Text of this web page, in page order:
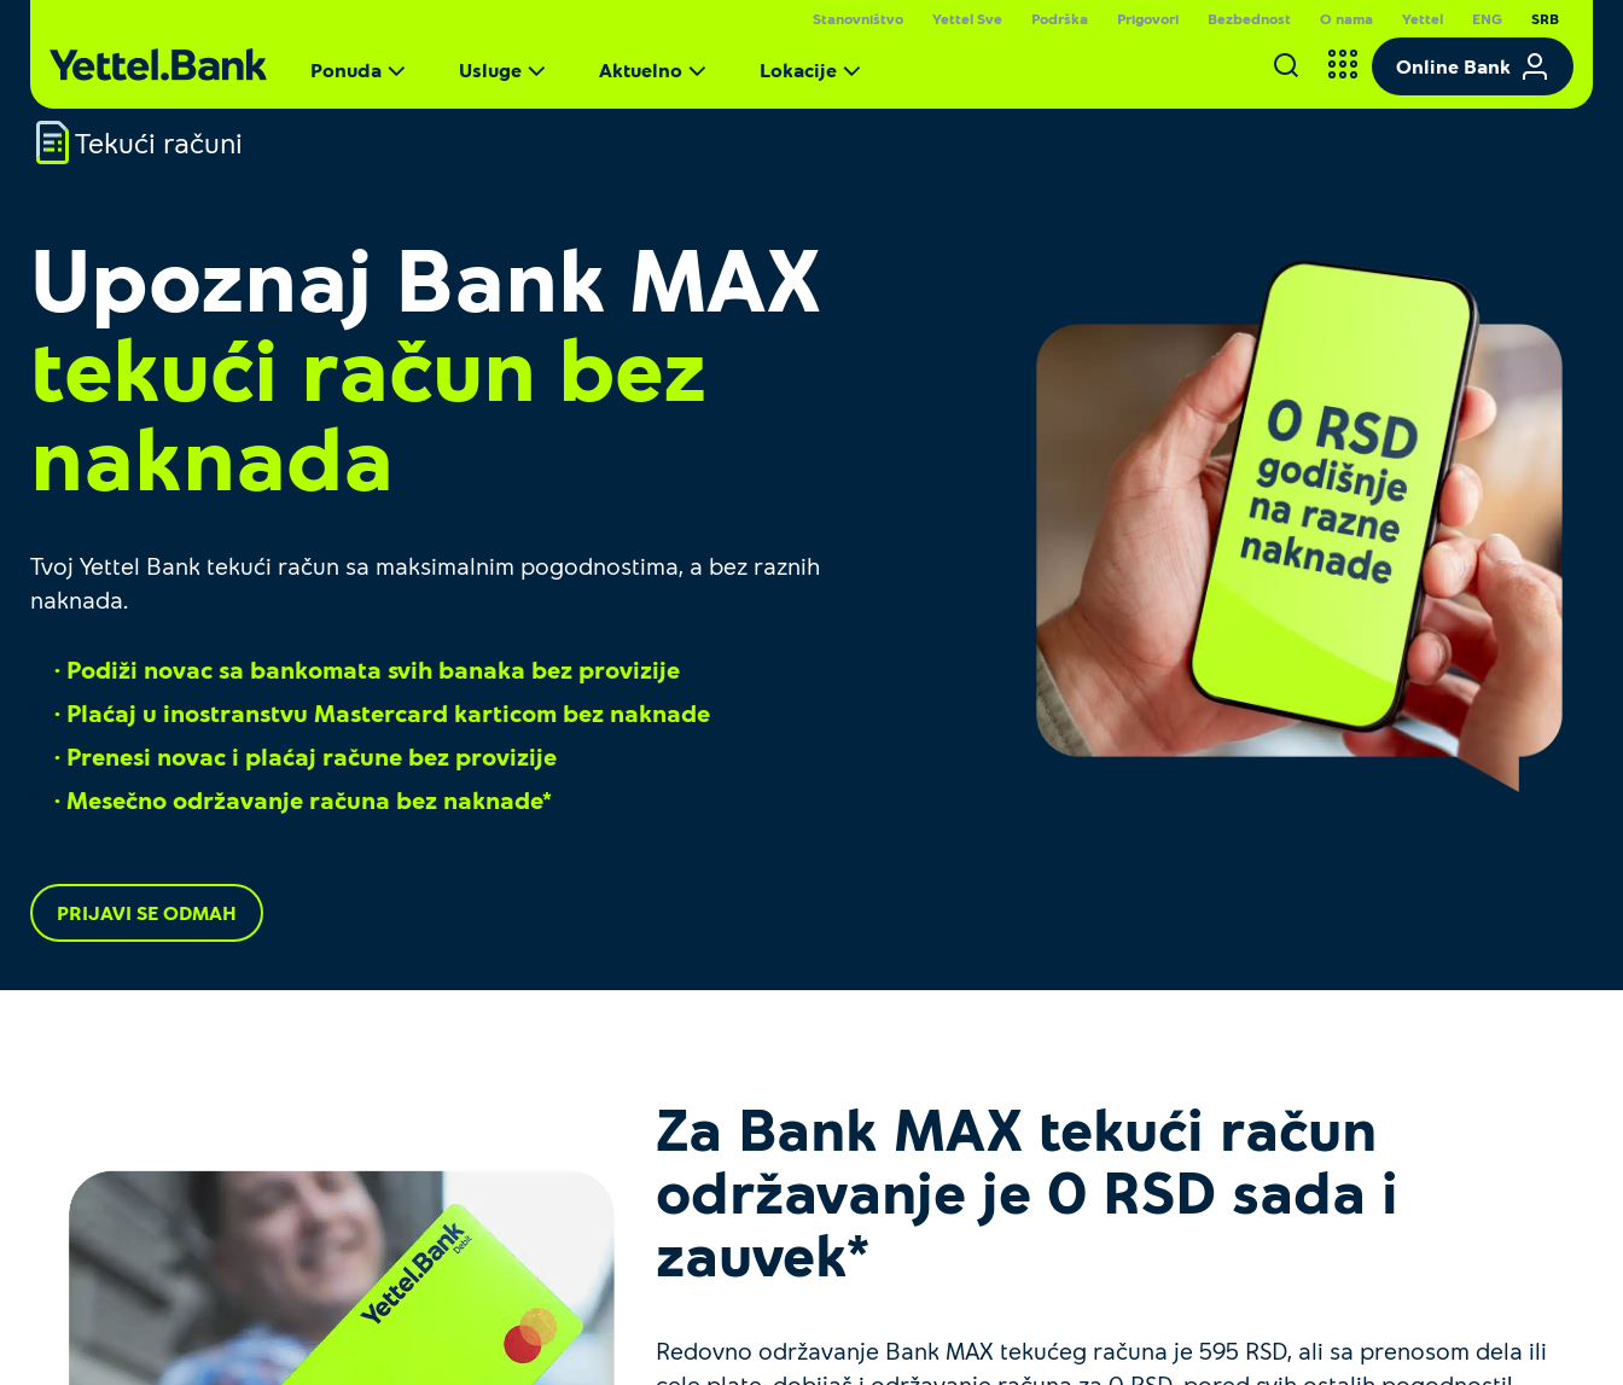
Stanovništvo Yettel Sve Podrška Prigovori Bezbednost O nama Yettel ENG SRB
Ponuda Usluge Aktuelno Lokacije Online Bank
Tekući računi
Upoznaj Bank MAX
tekući račun bez
naknada
Tvoj Yettel Bank tekući račun sa maksimalnim pogodnostima, a bez raznih
naknada.
· Podiži novac sa bankomata svih banaka bez provizije
· Plaćaj u inostranstvu Mastercard karticom bez naknade
· Prenesi novac i plaćaj račune bez provizije
· Mesečno održavanje računa bez naknade*
PRIJAVI SE ODMAH
Za Bank MAX tekući račun
održavanje je 0 RSD sada i
zauvek*
Redovno održavanje Bank MAX tekućeg računa je 595 RSD, ali sa prenosom dela ili